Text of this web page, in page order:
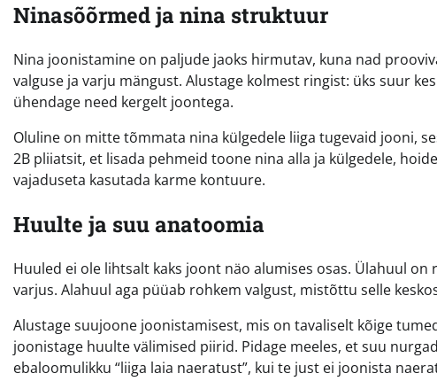
Ninasõõrmed ja nina struktuur
Nina joonistamine on paljude jaoks hirmutav, kuna nad
valguse ja varju mängust. Alustage kolmest ringist: üks suur
ühendage need kergelt joontega.
Oluline on mitte tõmmata nina külgedele liiga tugevaid jooni,
2B pliiatsit, et lisada pehmeid toone nina alla ja külgedele,
vajaduseta kasutada karme kontuure.
Huulte ja suu anatoomia
Huuled ei ole lihtsalt kaks joont näo alumises osas. Ülahuul
varjus. Alahuul aga püüab rohkem valgust, mistõttu selle
Alustage suujoone joonistamisest, mis on tavaliselt kõige
joonistage huulte välimised piirid. Pidage meeles, et suu
ebaloomulikku “liiga laia naeratust”, kui te just ei joonista